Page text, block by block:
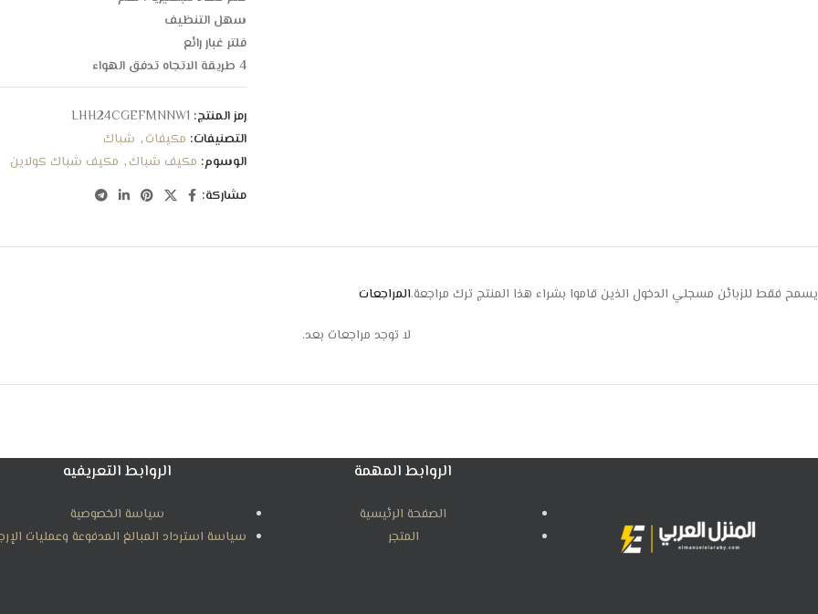
سهل التنظيف
فلتر غبار رائع
4 طريقة الاتجاه تدفق الهواء
ضاغط روتارى عالى الكفاءه
مشتوى ضجيج منخفض
تصميم مميز و انيق
رمز المنتج: LHH24CGEFMNNW1
التصنيفات: مكيفات, شباك
الوسوم: مكيف شباك, مكيف شباك كولاين
مشاركة:
المراجعات
لا توجد مراجعات بعد.
يسمح فقط للزبائن مسجلي الدخول الذين قاموا بشراء هذا المنتج ترك مراجعة.
الروابط المهمة
الصفحة الرئيسية
المتجر
الروابط التعريفيه
سياسة الخصوصية
سياسة استرداد المبالغ المدفوعة وعمليات